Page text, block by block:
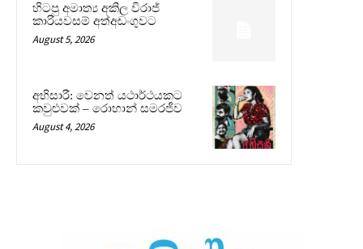
හිටපු අමාත්‍ය අකිල විරාජ්
කාරියවසම් අත්අඩංගුවට
August 5, 2026
අභිසාරී: වෙනත් යථාර්ථයකට
කවුළුවක් – රොහාන් සමරජීව
August 4, 2026